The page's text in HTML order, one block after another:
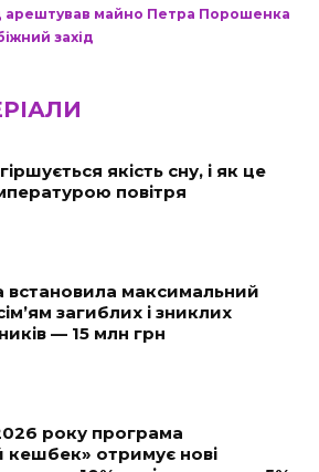
арештував майно Петра Порошенка
захід
якість сну, і як це
повітря
встановила максимальний
загиблих і зниклих
— 15 млн грн
року програма
кешбек» отримує нові